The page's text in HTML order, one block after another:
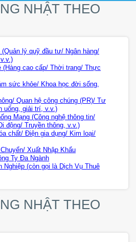
NHẬT THEO
lý quỹ đầu tư/ Ngân hàng/
(Hàng cao cấp/ Thời trang/ Thực
sức khỏe/ Khoa học đời sống,
Quan hệ công chúng (PR)/ Tư
uống, giải trí, v.v.)
Mạng (Công nghệ thông tin/
động/ Truyền thông, v.v.)
chất/ Điện gia dụng/ Kim loại/
Xuất Nhập Khẩu
Ty Đa Ngành
Nghiệp (còn gọi là Dịch Vụ Thuê
NHẬT THEO